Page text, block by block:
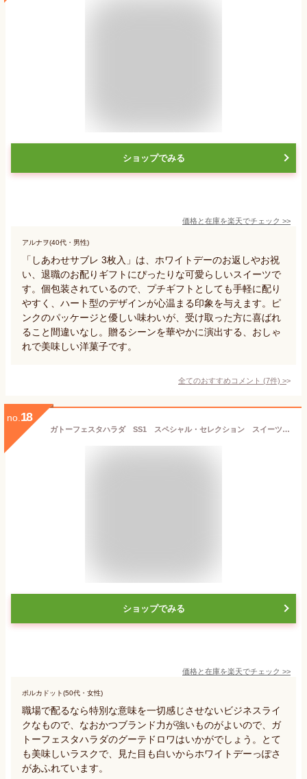
ショップでみる
価格と在庫を楽天でチェック >>
アルナヲ(40代・男性)
「しあわせサブレ 3枚入」は、ホワイトデーのお返しやお祝
い、退職のお配りギフトにぴったりな可愛らしいスイーツで
す。個包装されているので、プチギフトとしても手軽に配り
やすく、ハート型のデザインが心温まる印象を与えます。ピ
ンクのパッケージと優しい味わいが、受け取った方に喜ばれ
ること間違いなし。贈るシーンを華やかに演出する、おしゃ
れで美味しい洋菓子です。
全てのおすすめコメント (7件) >
no. 18
ガトーフェスタハラダ SS1 スペシャル・セレクション スイーツ お菓子 ギフト プレゼント 秋 冬 挨拶 残暑御見舞贈答品 パーティー 七五三 お歳暮
ショップでみる
価格と在庫を楽天でチェック >>
ポルカドット(50代・女性)
職場で配るなら特別な意味を一切感じさせないビジネスライ
クなもので、なおかつブランド力が強いものがよいので、ガ
トーフェスタハラダのグーテドロワはいかがでしょう。とて
も美味しいラスクで、見た目も白いからホワイトデーっぽさ
があふれています。